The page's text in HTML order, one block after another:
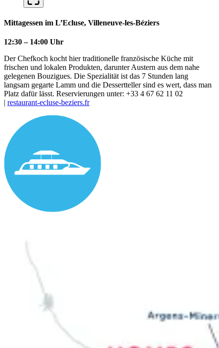
Mittagessen im L’Ecluse, Villeneuve-les-Béziers
12:30 – 14:00 Uhr
Der Chefkoch kocht hier traditionelle französische Küche mit
frischen und lokalen Produkten, darunter Austern aus dem nahe
gelegenen Bouzigues. Die Spezialität ist das 7 Stunden lang
langsam gegarte Lamm und die Dessertteller sind es wert, dass man
Platz dafür lässt. Reservierungen unter: +33 4 67 62 11 02
| restaurant-ecluse-beziers.fr